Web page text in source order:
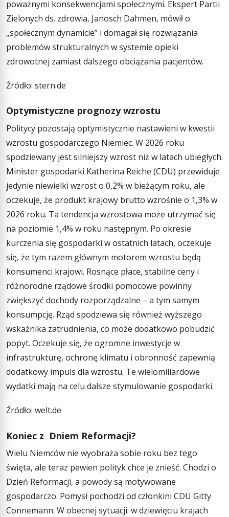
poważnymi konsekwencjami społecznymi. Ekspert Partii
Zielonych ds. zdrowia, Janosch Dahmen, mówił o
„społecznym dynamicie” i domagał się rozwiązania
problemów strukturalnych w systemie opieki
zdrowotnej zamiast dalszego obciążania pacjentów.
Źródło: stern.de
Optymistyczne prognozy wzrostu
Politycy pozostają optymistycznie nastawieni w kwestii
wzrostu gospodarczego Niemiec. W 2026 roku
spodziewany jest silniejszy wzrost niż w latach ubiegłych.
Minister gospodarki Katherina Reiche (CDU) przewiduje
jedynie niewielki wzrost o 0,2% w bieżącym roku, ale
oczekuje, że produkt krajowy brutto wzrośnie o 1,3% w
2026 roku. Ta tendencja wzrostowa może utrzymać się
na poziomie 1,4% w roku następnym. Po okresie
kurczenia się gospodarki w ostatnich latach, oczekuje
się, że tym razem głównym motorem wzrostu będą
konsumenci krajowi. Rosnące płace, stabilne ceny i
różnorodne rządowe środki pomocowe powinny
zwiększyć dochody rozporządzalne – a tym samym
konsumpcję. Rząd spodziewa się również wyższego
wskaźnika zatrudnienia, co może dodatkowo pobudzić
popyt. Oczekuje się, że ogromne inwestycje w
infrastrukturę, ochronę klimatu i obronność zapewnią
dodatkowy impuls dla wzrostu. Te wielomiliardowe
wydatki mają na celu dalsze stymulowanie gospodarki.
Źródło: welt.de
Koniec z Dniem Reformacji?
Wielu Niemców nie wyobraża sobie roku bez tego
święta, ale teraz pewien polityk chce je znieść. Chodzi o
Dzień Reformacji, a powody są motywowane
gospodarczo. Pomysł pochodzi od członkini CDU Gitty
Connemann. W obecnej sytuacji: w dziewięciu krajach